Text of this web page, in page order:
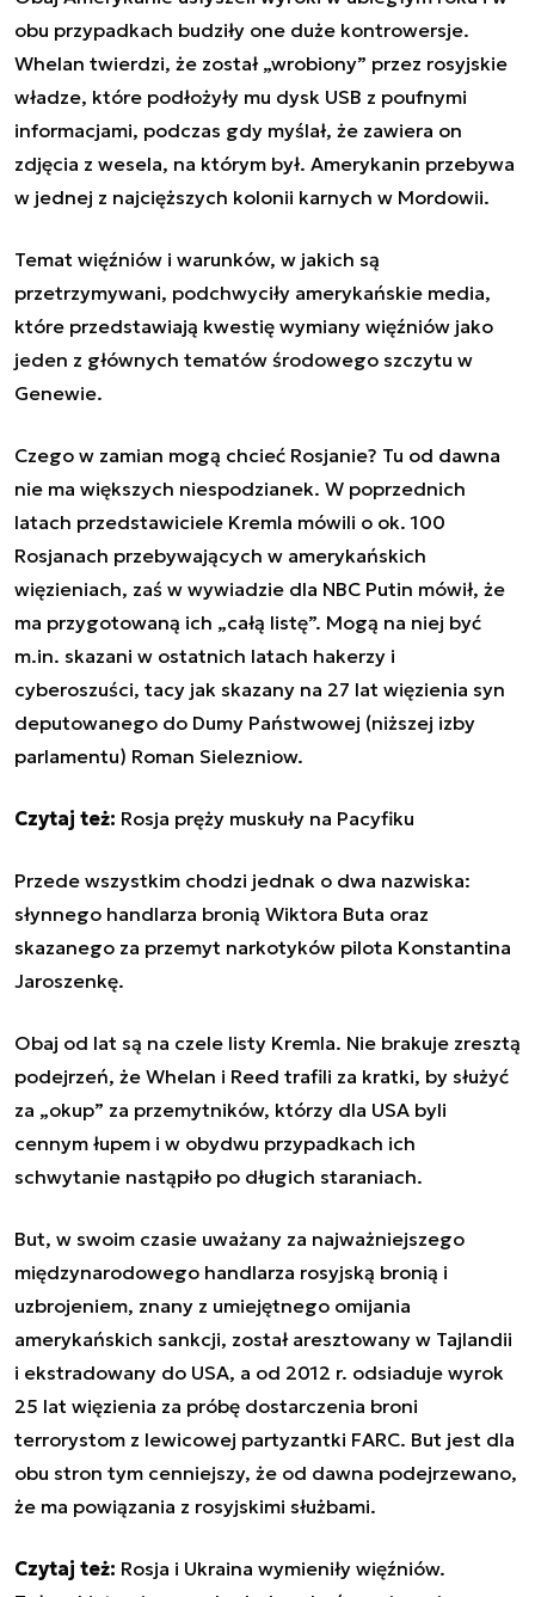
obu przypadkach budziły one duże kontrowersje.
Whelan twierdzi, że został „wrobiony” przez rosyjskie
władze, które podłożyły mu dysk USB z poufnymi
informacjami, podczas gdy myślał, że zawiera on
zdjęcia z wesela, na którym był. Amerykanin przebywa
w jednej z najcięższych kolonii karnych w Mordowii.
Temat więźniów i warunków, w jakich są
przetrzymywani, podchwyciły amerykańskie media,
które przedstawiają kwestię wymiany więźniów jako
jeden z głównych tematów środowego szczytu w
Genewie.
Czego w zamian mogą chcieć Rosjanie? Tu od dawna
nie ma większych niespodzianek. W poprzednich
latach przedstawiciele Kremla mówili o ok. 100
Rosjanach przebywających w amerykańskich
więzieniach, zaś w wywiadzie dla NBC Putin mówił, że
ma przygotowaną ich „całą listę”. Mogą na niej być
m.in. skazani w ostatnich latach hakerzy i
cyberoszuści, tacy jak skazany na 27 lat więzienia syn
deputowanego do Dumy Państwowej (niższej izby
parlamentu) Roman Sielezniow.
Czytaj też: Rosja pręży muskuły na Pacyfiku
Przede wszystkim chodzi jednak o dwa nazwiska:
słynnego handlarza bronią Wiktora Buta oraz
skazanego za przemyt narkotyków pilota Konstantina
Jaroszenkę.
Obaj od lat są na czele listy Kremla. Nie brakuje zresztą
podejrzeń, że Whelan i Reed trafili za kratki, by służyć
za „okup” za przemytników, którzy dla USA byli
cennym łupem i w obydwu przypadkach ich
schwytanie nastąpiło po długich staraniach.
But, w swoim czasie uważany za najważniejszego
międzynarodowego handlarza rosyjską bronią i
uzbrojeniem, znany z umiejętnego omijania
amerykańskich sankcji, został aresztowany w Tajlandii
i ekstradowany do USA, a od 2012 r. odsiaduje wyrok
25 lat więzienia za próbę dostarczenia broni
terrorystom z lewicowej partyzantki FARC. But jest dla
obu stron tym cenniejszy, że od dawna podejrzewano,
że ma powiązania z rosyjskimi służbami.
Czytaj też: Rosja i Ukraina wymieniły więźniów.